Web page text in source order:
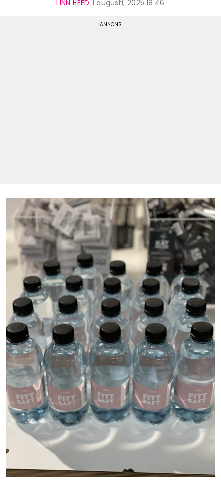
LINN HEED 1 augusti, 2025 18:46